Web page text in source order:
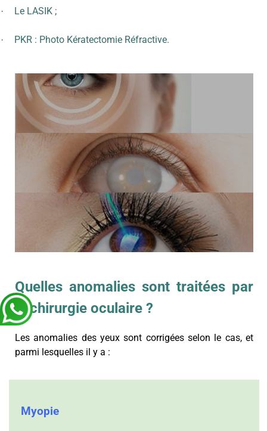
· Le LASIK ;
· PKR : Photo Kératectomie Réfractive.
Quelles anomalies sont traitées par
la chirurgie oculaire ?
Les anomalies des yeux sont corrigées selon le cas, et
parmi lesquelles il y a :
Myopie